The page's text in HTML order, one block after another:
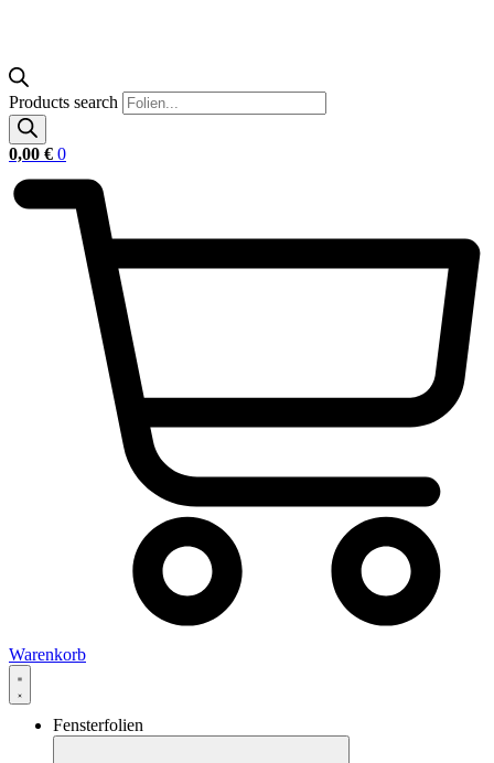
Products search
0,00 € 0
Warenkorb
Fensterfolien